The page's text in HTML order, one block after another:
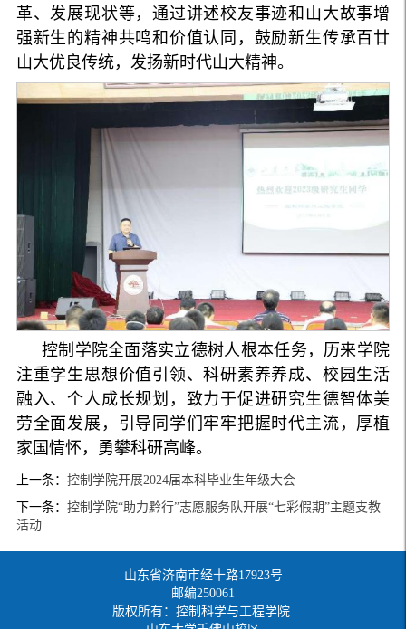
革、发展现状等，通过讲述校友事迹和山大故事增
强新生的精神共鸣和价值认同，鼓励新生传承百廿
山大优良传统，发扬新时代山大精神。
控制学院全面落实立德树人根本任务，历来学院
注重学生思想价值引领、科研素养养成、校园生活
融入、个人成长规划，致力于促进研究生德智体美
劳全面发展，引导同学们牢牢把握时代主流，厚植
家国情怀，勇攀科研高峰。
上一条： 控制学院开展2024届本科毕业生年级大会
下一条： 控制学院“助力黔行”志愿服务队开展“七彩假期”主题支教
活动
山东省济南市经十路17923号
邮编250061
版权所有：控制科学与工程学院